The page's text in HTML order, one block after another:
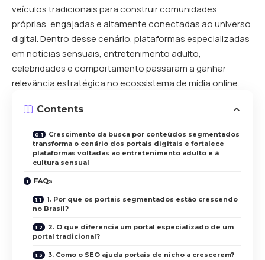
veículos tradicionais para construir comunidades
próprias, engajadas e altamente conectadas ao universo
digital. Dentro desse cenário, plataformas especializadas
em notícias sensuais, entretenimento adulto,
celebridades e comportamento passaram a ganhar
relevância estratégica no ecossistema de mídia online.
Contents
Crescimento da busca por conteúdos segmentados
transforma o cenário dos portais digitais e fortalece
plataformas voltadas ao entretenimento adulto e à
cultura sensual
FAQs
1. Por que os portais segmentados estão crescendo
no Brasil?
2. O que diferencia um portal especializado de um
portal tradicional?
3. Como o SEO ajuda portais de nicho a crescerem?